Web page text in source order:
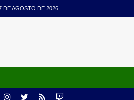
DE AGOSTO DE 2026